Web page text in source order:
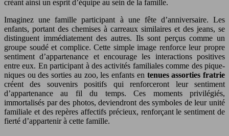
créant ainsi un esprit d’équipe au sein de la famille.
Imaginez une famille participant à une fête d’anniversaire. Les
enfants, portant des chemises à carreaux similaires et des jeans, se
distinguent immédiatement des autres. Ils sont perçus comme un
groupe soudé et complice. Cette simple image renforce leur propre
sentiment d’appartenance et encourage les interactions positives
entre eux. En participant à des activités familiales comme des pique-
niques ou des sorties au zoo, les enfants en tenues assorties fratrie
créent des souvenirs positifs qui renforceront leur sentiment
d’appartenance au fil du temps. Ces moments privilégiés,
immortalisés par des photos, deviendront des symboles de leur unité
familiale et des repères affectifs précieux, renforçant le sentiment de
fierté d’appartenir à cette famille.